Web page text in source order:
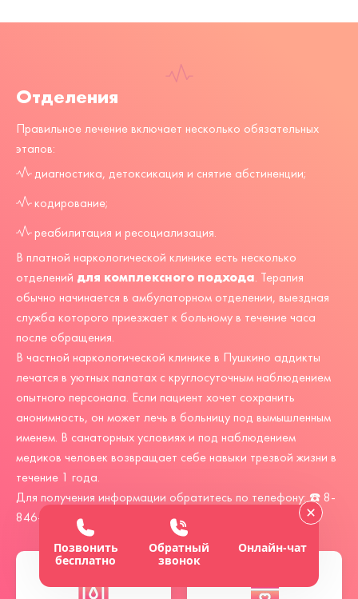
Отделения
Правильное лечение включает несколько обязательных
этапов:
диагностика, детоксикация и снятие абстиненции;
кодирование;
реабилитация и ресоциализация.
В платной наркологической клинике есть несколько
отделений для комплексного подхода. Терапия
обычно начинается в амбулаторном отделении, выездная
служба которого приезжает к больному в течение часа
после обращения.
В частной наркологической клинике в Пушкино аддикты
лечатся в уютных палатах с круглосуточным наблюдением
опытного персонала. Если пациент хочет сохранить
анонимность, он может лечь в больницу под вымышленным
именем. В санаторных условиях и под наблюдением
медиков человек возвращает себе навыки трезвой жизни в
течение 1 года.
Для получения информации обратитесь по телефону: ☎️ 8-
846-970-70-14
наркологической клиники Монблан.
Позвонить
бесплатно
Обратный
звонок
Онлайн-чат